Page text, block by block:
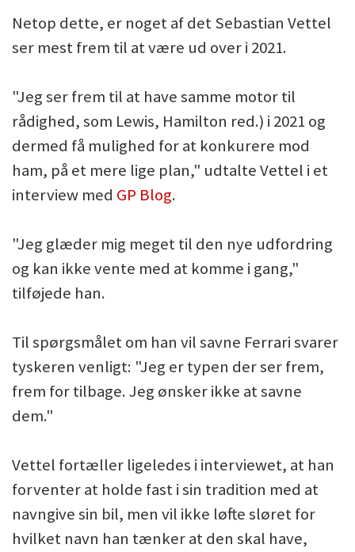
Netop dette, er noget af det Sebastian Vettel
ser mest frem til at være ud over i 2021.
"Jeg ser frem til at have samme motor til
rådighed, som Lewis, Hamilton red.) i 2021 og
dermed få mulighed for at konkurere mod
ham, på et mere lige plan," udtalte Vettel i et
interview med GP Blog.
"Jeg glæder mig meget til den nye udfordring
og kan ikke vente med at komme i gang,"
tilføjede han.
Til spørgsmålet om han vil savne Ferrari svarer
tyskeren venligt: "Jeg er typen der ser frem,
frem for tilbage. Jeg ønsker ikke at savne
dem."
Vettel fortæller ligeledes i interviewet, at han
forventer at holde fast i sin tradition med at
navngive sin bil, men vil ikke løfte sløret for
hvilket navn han tænker at den skal have,